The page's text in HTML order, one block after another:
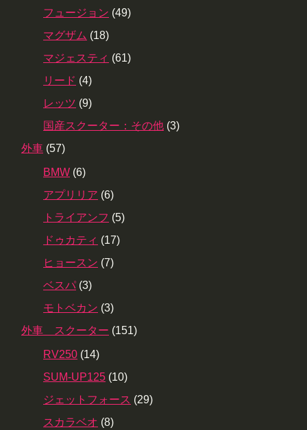
フュージョン (49)
マグザム (18)
マジェスティ (61)
リード (4)
レッツ (9)
国産スクーター：その他 (3)
外車 (57)
BMW (6)
アプリリア (6)
トライアンフ (5)
ドゥカティ (17)
ヒョースン (7)
ベスパ (3)
モトベカン (3)
外車 スクーター (151)
RV250 (14)
SUM-UP125 (10)
ジェットフォース (29)
スカラベオ (8)